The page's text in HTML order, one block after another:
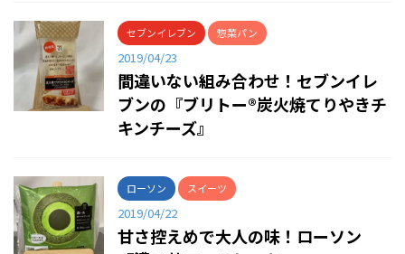
セブンイレブン 惣菜パン
2019/04/23
間違いない組み合わせ！セブンイレ
ブンの『ブリトー®炭火焼てりやきチ
キンチーズ』
ローソン スイーツ
2019/04/22
甘さ控えめで大人の味！ローソン